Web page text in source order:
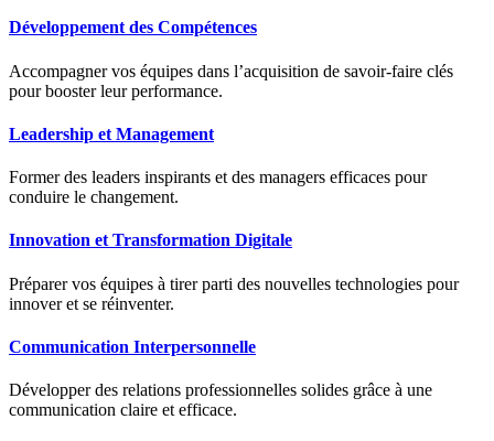
Développement des Compétences
Accompagner vos équipes dans l’acquisition de savoir-faire clés
pour booster leur performance.
Leadership et Management
Former des leaders inspirants et des managers efficaces pour
conduire le changement.
Innovation et Transformation Digitale
Préparer vos équipes à tirer parti des nouvelles technologies pour
innover et se réinventer.
Communication Interpersonnelle
Développer des relations professionnelles solides grâce à une
communication claire et efficace.